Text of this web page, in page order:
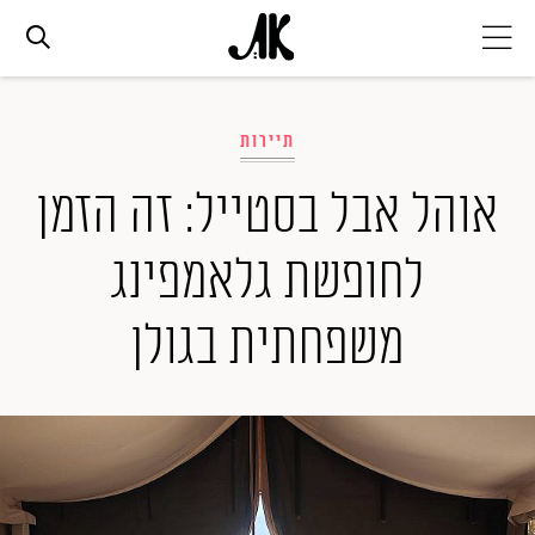
אופנה
ביוטי
סלבס
ערוצים נוספים
המגזין
תיירות
אוהל אבל בסטייל: זה הזמן
לחופשת גלאמפינג
משפחתית בגולן